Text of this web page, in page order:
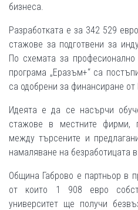
бизнеса.
Разработката е за 342 529
стажове за подготвени за
По схемата за
програма „Еразъм+“ са
са одобрени за финансиране от
Идеята е да се насърчи
стажове в местните фирми,
между търсените и
намаляване на безработицата
Община Габрово е партньор в
от които 1 908 евро
университет ще получи